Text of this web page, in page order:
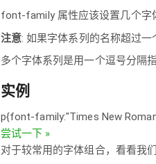
font-family 属性应该设置几个字
注意: 如果字体系列的名称超过一
多个字体系列是用一个逗号分隔指
实例
p{font-family:"Times New
尝试一下 »
对于较常用的字体组合，看看我